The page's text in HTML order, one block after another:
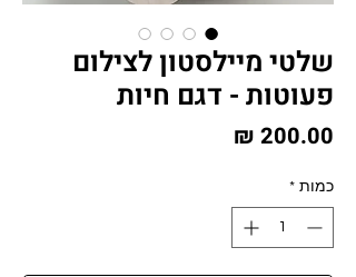
שלטי מיילסטון לצילום
פעוטות - דגם חיות
כמות *